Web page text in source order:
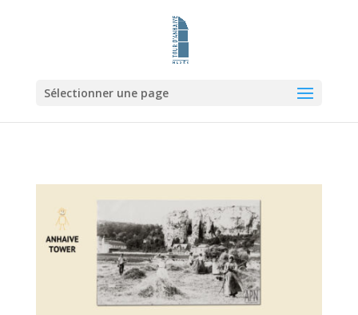
Sélectionner une page